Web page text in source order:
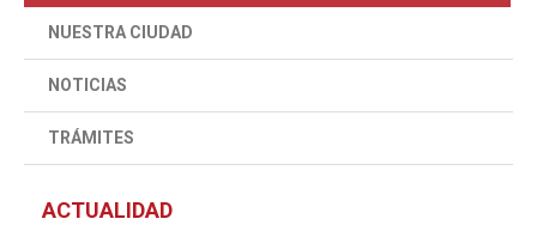
NUESTRA CIUDAD
NOTICIAS
TRÁMITES
ACTUALIDAD